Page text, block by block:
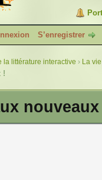
S’enregistrer
la littérature interactive › La
!